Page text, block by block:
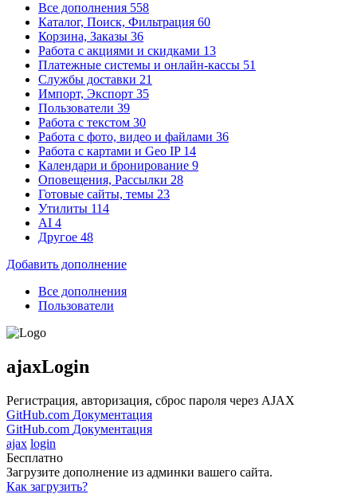
Все дополнения 558
Каталог, Поиск, Фильтрация 60
Корзина, Заказы 36
Работа с акциями и скидками 13
Платежные системы и онлайн-кассы 51
Службы доставки 21
Импорт, Экспорт 35
Пользователи 39
Работа с текстом 30
Работа с фото, видео и файлами 36
Работа с картами и Geo IP 14
Календари и бронирование 9
Оповещения, Рассылки 28
Готовые сайты, темы 23
Утилиты 114
AI 4
Другое 48
Добавить дополнение
Все дополнения
Пользователи
ajaxLogin
Регистрация, авторизация, сброс пароля через AJAX
GitHub.com Документация
GitHub.com Документация
ajax login
Бесплатно
Загрузите дополнение из админки вашего сайта.
Как загрузить?